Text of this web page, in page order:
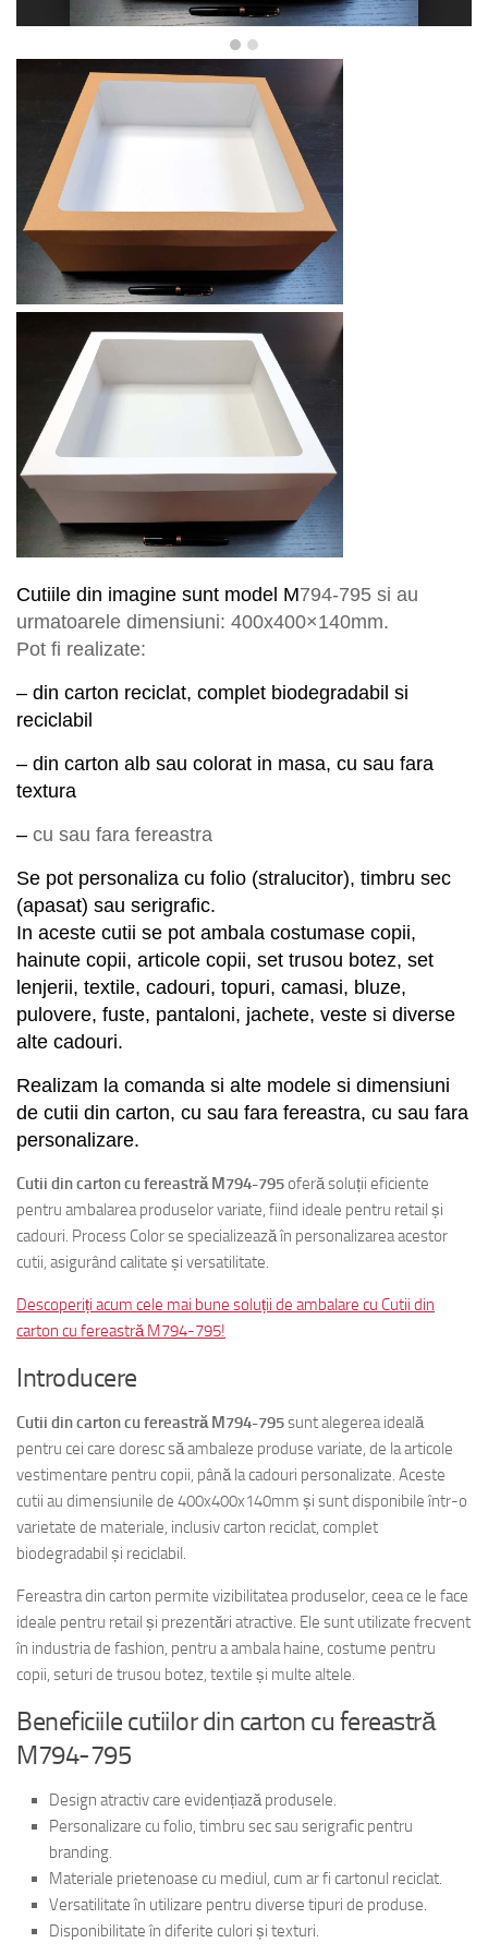
Cutiile din imagine sunt model M794-795 si au
urmatoarele dimensiuni: 400x400×140mm.
Pot fi realizate:
– din carton reciclat, complet biodegradabil si
reciclabil
– din carton alb sau colorat in masa, cu sau fara
textura
– cu sau fara fereastra
Se pot personaliza cu folio (stralucitor), timbru sec
(apasat) sau serigrafic.
In aceste cutii se pot ambala costumase copii,
hainute copii, articole copii, set trusou botez, set
lenjerii, textile, cadouri, topuri, camasi, bluze,
pulovere, fuste, pantaloni, jachete, veste si diverse
alte cadouri.
Realizam la comanda si alte modele si dimensiuni
de cutii din carton, cu sau fara fereastra, cu sau fara
personalizare.
Cutii din carton cu fereastră M794-795oferă soluții eficiente
pentru ambalarea produselor variate, fiind ideale pentru retail și
cadouri. Process Color se specializează în personalizarea acestor
cutii, asigurând calitate și versatilitate.
Descoperiți acum cele mai bune soluții de ambalare cu Cutii din
carton cu fereastră M794-795!
Introducere
Cutii din carton cu fereastră M794-795sunt alegerea ideală
pentru cei care doresc să ambaleze produse variate, de la articole
vestimentare pentru copii, până la cadouri personalizate. Aceste
cutii au dimensiunile de 400x400x140mm și sunt disponibile într-o
varietate de materiale, inclusiv carton reciclat, complet
biodegradabil și reciclabil.
Fereastra din carton permite vizibilitatea produselor, ceea ce le face
ideale pentru retail și prezentări atractive. Ele sunt utilizate frecvent
în industria de fashion, pentru a ambala haine, costume pentru
copii, seturi de trusou botez, textile și multe altele.
Beneficiile cutiilor din carton cu fereastră
M794-795
Design atractiv care evidențiază produsele.
Personalizare cu folio, timbru sec sau serigrafic pentru
branding.
Materiale prietenoase cu mediul, cum ar fi cartonul reciclat.
Versatilitate în utilizare pentru diverse tipuri de produse.
Disponibilitate în diferite culori și texturi.